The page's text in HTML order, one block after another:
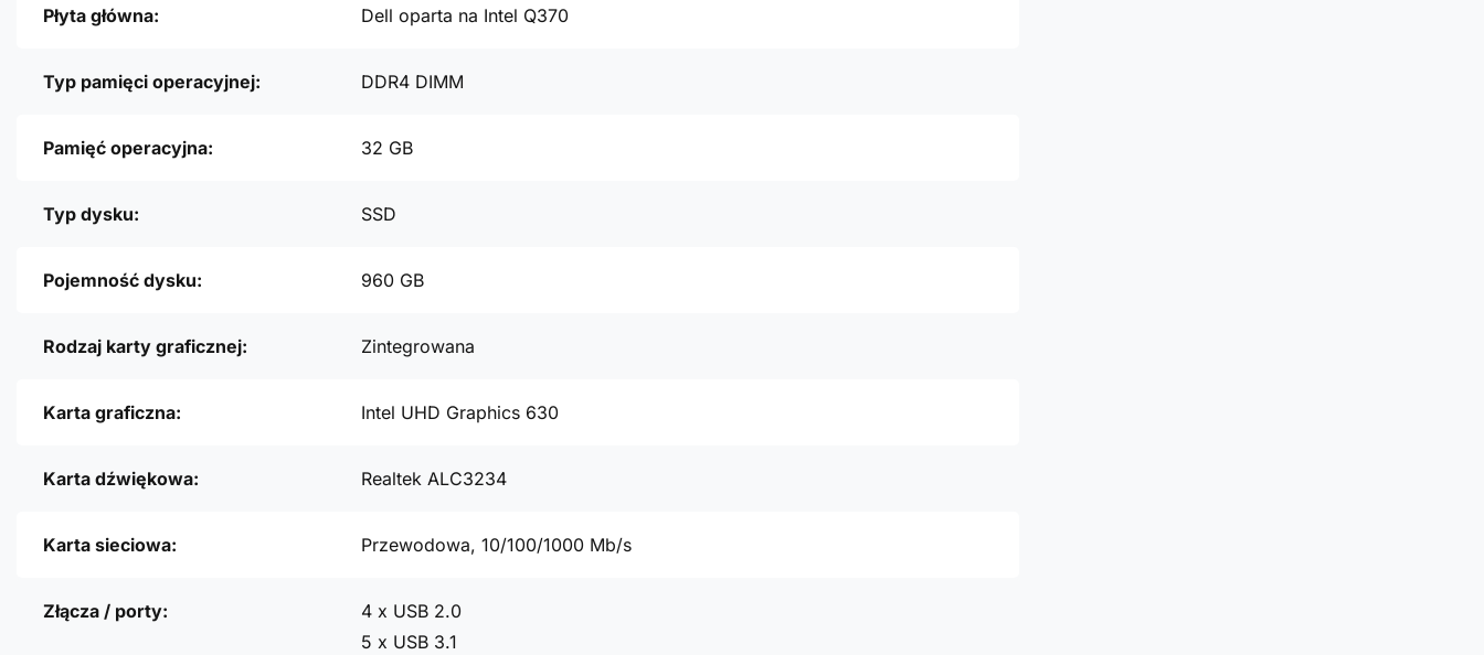
Płyta główna: Dell oparta na Intel Q370
Typ pamięci operacyjnej: DDR4 DIMM
Pamięć operacyjna: 32 GB
Typ dysku: SSD
Pojemność dysku: 960 GB
Rodzaj karty graficznej: Zintegrowana
Karta graficzna: Intel UHD Graphics 630
Karta dźwiękowa: Realtek ALC3234
Karta sieciowa: Przewodowa, 10/100/1000 Mb/s
Złącza / porty:
4 x USB 2.0
5 x USB 3.1